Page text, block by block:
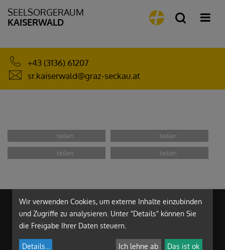
SEELSORGERAUM
KAISERWALD
+43 (3136) 61207
sr.kaiserwald@graz-seckau.at
Wir verwenden Cookies, um externe Inhalte einzubinden
und Zugriffe zu analysieren. Unter "Details" können Sie
die Freigabe Ihrer Daten steuern.
Details Ich lehne ab Das ist ok